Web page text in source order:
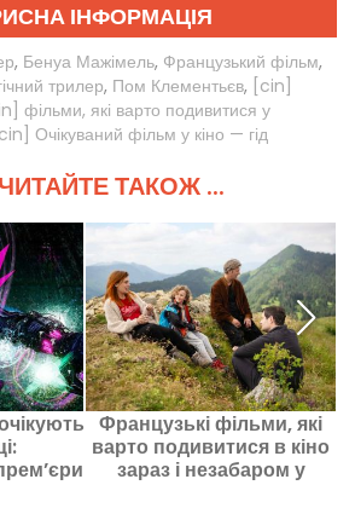
ІНФОРМАЦІЯ
, Бенуа Мажімель, Французький фільм,
трилер, Пом Клементьєв, [cin]
фільми, які варто подивитися у
[cin] Очікуваний фільм у кіно — гід
ТАКОЖ ...
Французькі фільми, які
варто подивитися в кіно
зараз і незабаром у